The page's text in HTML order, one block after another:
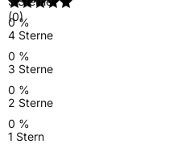
(0)
0 %
4 Sterne
0 %
3 Sterne
0 %
2 Sterne
0 %
1 Stern